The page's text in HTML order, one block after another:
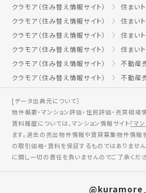
クラモア（住み替え情報サイト） 住まい
クラモア（住み替え情報サイト）
住まい
クラモア（住み替え情報サイト）
住まい
クラモア（住み替え情報サイト）
住まい
クラモア（住み替え情報サイト）
不動産
クラモア（住み替え情報サイト）
不動産
[データ出典元について］
物件概要・マンション評価・住民評価・売買相場
賃料履歴については、マンション情報サイト「マ
ます。過去の売出物件情報や賃貸募集物件情報
の取引価格・賃料を保証するものではありませ
に関し一切の責任を負いませんのでご了承くださ